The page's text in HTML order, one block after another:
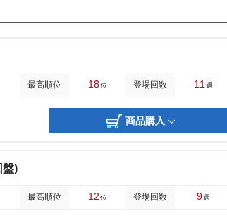
最高順位 18位 登場回数 11 週
商品購入
盤)
最高順位 12位 登場回数 9週